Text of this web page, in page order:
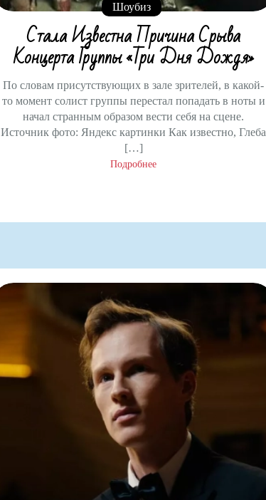
Шоубиз
Стала Известна Причина Срыва
Концерта Группы «Три Дня Дождя»
По словам присутствующих в зале зрителей, в какой-
то момент солист группы перестал попадать в ноты и
начал странным образом вести себя на сцене.
Источник фото: Яндекс картинки Как известно, Глеба
[…]
Подробнее